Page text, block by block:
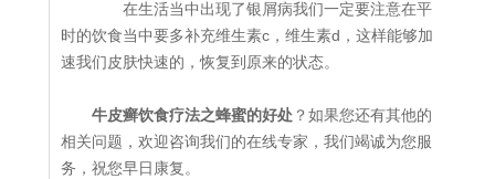
在生活当中出现了银屑病我们一定要注意在平
时的饮食当中要多补充维生素c，维生素d，这样能够加
速我们皮肤快速的，恢复到原来的状态。
牛皮癣饮食疗法之蜂蜜的好处 ？如果您还有其他的
相关问题，欢迎咨询我们的在线专家，我们竭诚为您服
务，祝您早日康复。